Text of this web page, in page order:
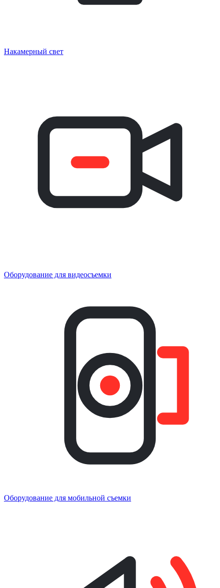
Накамерный свет
Оборудование для видеосъемки
Оборудование для мобильной съемки